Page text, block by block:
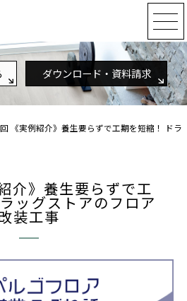
ダウンロード・資料請求
《実例紹介》養生要らずで工期を短縮！ ドラ
介》養生要らずで工
ッグストアのフロア
装工事